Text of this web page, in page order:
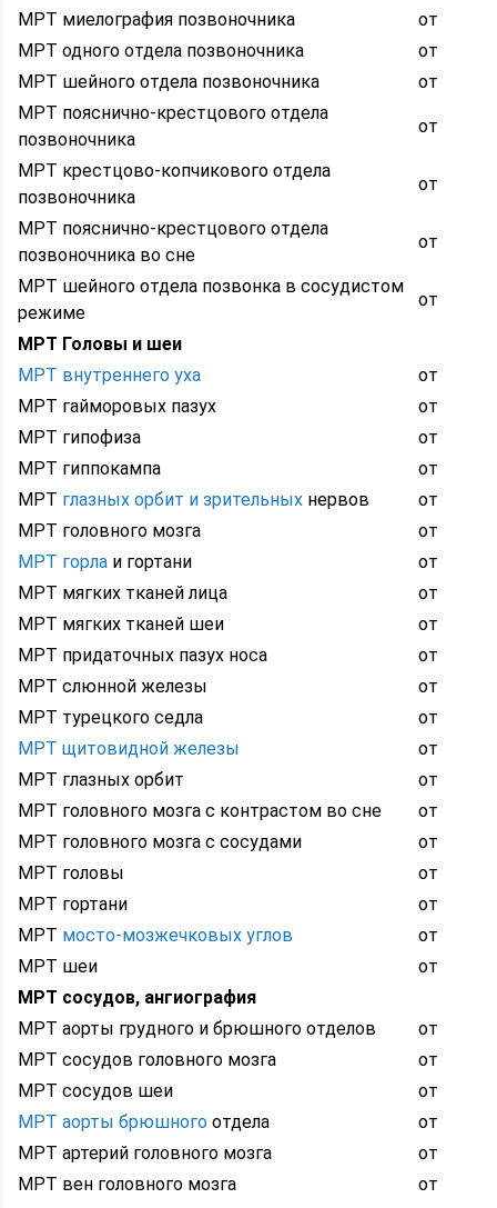
МРТ миелография позвоночника
от
МРТ одного отдела позвоночника
от
МРТ шейного отдела позвоночника
от
МРТ пояснично-крестцового отдела
позвоночника
от
МРТ крестцово-копчикового отдела
позвоночника
от
МРТ пояснично-крестцового отдела
позвоночника во сне
от
МРТ шейного отдела позвонка в сосудистом
режиме
от
МРТ Головы и шеи
МРТ внутреннего уха
от
МРТ гайморовых пазух
от
МРТ гипофиза
от
МРТ гиппокампа
от
МРТ глазных орбит и зрительных нервов
от
МРТ головного мозга
от
МРТ горла и гортани
от
МРТ мягких тканей лица
от
МРТ мягких тканей шеи
от
МРТ придаточных пазух носа
от
МРТ слюнной железы
от
МРТ турецкого седла
от
МРТ щитовидной железы
от
МРТ глазных орбит
от
МРТ головного мозга с контрастом во сне
от
МРТ головного мозга с сосудами
от
МРТ головы
от
МРТ гортани
от
МРТ мосто-мозжечковых углов
от
МРТ шеи
от
МРТ сосудов, ангиография
МРТ аорты грудного и брюшного отделов
от
МРТ сосудов головного мозга
от
МРТ сосудов шеи
от
МРТ аорты брюшного отдела
от
МРТ артерий головного мозга
от
МРТ вен головного мозга
от